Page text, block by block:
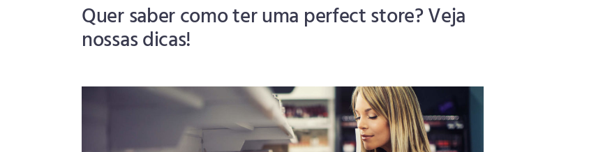
Quer saber como ter uma perfect store? Veja
nossas dicas!